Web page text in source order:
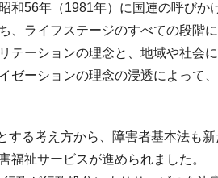
和56年（1981年）に国連の呼びか
、ライフステージのすべての段階
テーションの理念と、地域や社会
ゼーションの理念の浸透によって
る考え方から、障害者基本法も
福祉サービスが進められました。